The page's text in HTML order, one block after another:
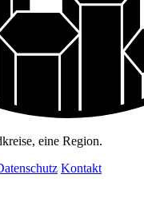
eine Region.
Kontakt